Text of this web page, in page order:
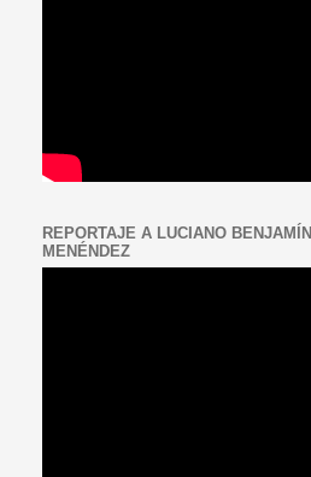
REPORTAJE A LUCIANO BENJAMÍN
MENÉNDEZ